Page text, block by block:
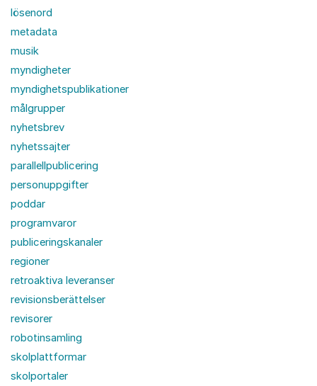
lösenord
metadata
musik
myndigheter
myndighetspublikationer
målgrupper
nyhetsbrev
nyhetssajter
parallellpublicering
personuppgifter
poddar
programvaror
publiceringskanaler
regioner
retroaktiva leveranser
revisionsberättelser
revisorer
robotinsamling
skolplattformar
skolportaler